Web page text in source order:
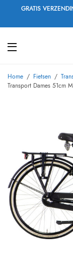
GRATIS
Home / Fietsen /
Transport Dames 51cm